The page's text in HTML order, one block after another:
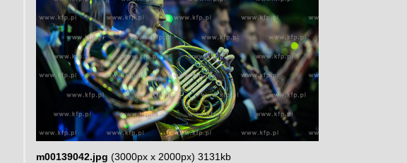
m00139042.jpg (3000px x 2000px) 3131kb